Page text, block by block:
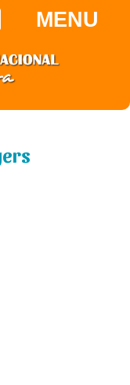
MENU